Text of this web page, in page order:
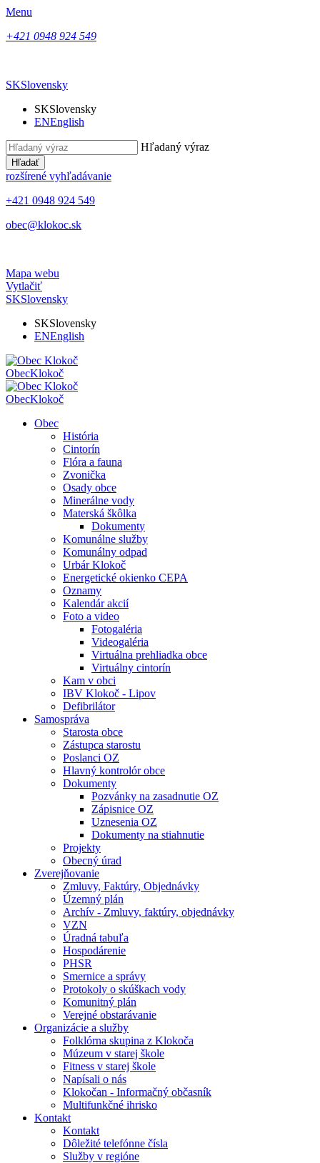
Menu
+421 0948 924 549
SKSlovensky
SKSlovensky
ENEnglish
Hľadaný výraz
Hľadať
rozšírené vyhľadávanie
+421 0948 924 549
obec@klokoc.sk
Mapa webu
Vytlačiť
SKSlovensky
SKSlovensky
ENEnglish
ObecKlokoč
ObecKlokoč
Obec
História
Cintorín
Flóra a fauna
Zvonička
Osady obce
Minerálne vody
Materská škôlka
Dokumenty
Komunálne služby
Komunálny odpad
Urbár Klokoč
Energetické okienko CEPA
Oznamy
Kalendár akcií
Foto a video
Fotogaléria
Videogaléria
Virtuálna prehliadka obce
Virtuálny cintorín
Kam v obci
IBV Klokoč - Lipov
Defibrilátor
Samospráva
Starosta obce
Zástupca starostu
Poslanci OZ
Hlavný kontrolór obce
Dokumenty
Pozvánky na zasadnutie OZ
Zápisnice OZ
Uznesenia OZ
Dokumenty na stiahnutie
Projekty
Obecný úrad
Zverejňovanie
Zmluvy, Faktúry, Objednávky
Územný plán
Archív - Zmluvy, faktúry, objednávky
VZN
Úradná tabuľa
Hospodárenie
PHSR
Smernice a správy
Protokoly o skúškach vody
Komunitný plán
Verejné obstarávanie
Organizácie a služby
Folklórna skupina z Klokoča
Múzeum v starej škole
Fitness v starej škole
Napísali o nás
Klokočan - Informačný občasník
Multifunkčné ihrisko
Kontakt
Kontakt
Dôležité telefónne čísla
Služby v regióne